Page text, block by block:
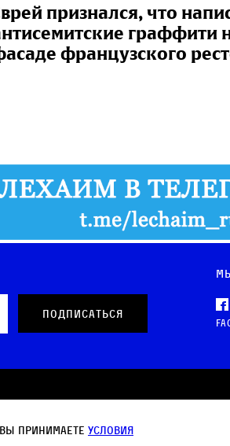
признался, что
граффити
французского
принимаете условия